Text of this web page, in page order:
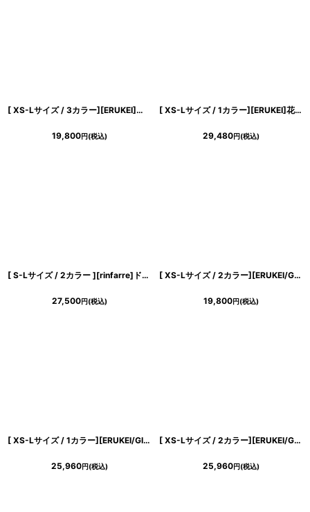
[ XS-Lサイズ / 3カラー][ERUKEI]半袖・シンプル・Ａライン・リボン・ミニドレス・ワンピース[送料無料]
19,800円(税込)
[ XS-Lサイズ / 1カラー][ERUKEI]花柄・シフォン・ティアードフリル・Aライン・レースポイント・ミディアムドレス・ワンピース[送料無料]
29,480円(税込)
[ S-Lサイズ / 2カラー ][rinfarre]ドレープネック・シフォン・ベージュ・ネイビー・シンプル・上品・マーメイド・ノースリーブ・ロングドレス[薗田杏奈・黒木麗奈着用][送料無料]
27,500円(税込)
[ XS-Lサイズ / 2カラー][ERUKEI/GINZA COUTURE]ツイード・ノースリーブ・シンプル・フレア・Aライン・ミニドレス・ワンピース[送料無料]
19,800円(税込)
[ XS-Lサイズ / 1カラー][ERUKEI/GINZA COUTURE]バイカラー・総柄・リボン・ひざ丈・Vネック・ノースリーブ・タイト・ミディアムドレス・ワンピース[送料無料]
25,960円(税込)
[ XS-Lサイズ / 2カラー][ERUKEI/GINZA COUTURE]チェック柄・ツイード・ノースリーブ・ビジューボタン・ポケット・Aライン・ミニドレス・ワンピース[送料無料]
25,960円(税込)